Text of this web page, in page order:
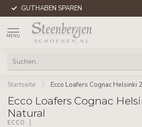
GUTHABEN SPAREN
MENU
Startseite / Ecco Loafers Cognac Helsinki
Ecco Loafers Cognac
Natural
ECCO